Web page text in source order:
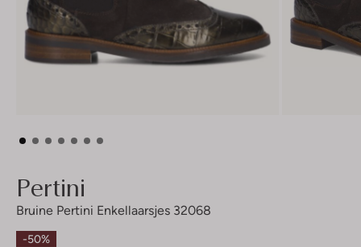
Pertini
Bruine Pertini Enkellaarsjes 32068
-50%